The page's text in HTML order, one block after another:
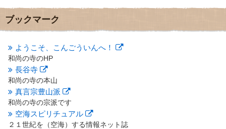
2012年12月(7)
2012年11月(7)
2012年10月
2012年8月
(9)
2012年7月(10)
2012年6月
2012年5月(16)
2012年4月 (16)
2012年3月(17)
2012年2月(20)
2012年1月(25)
ブックマーク
ようこそ、こんごういんへ！
和尚の寺のHP
長谷寺
和尚の寺の本山
真言宗豊山派
和尚の寺の宗派です
空海スピリチュアル
２１世紀を（空海）する情報ネット誌